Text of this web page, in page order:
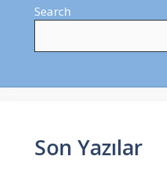
Search
Son Yazılar